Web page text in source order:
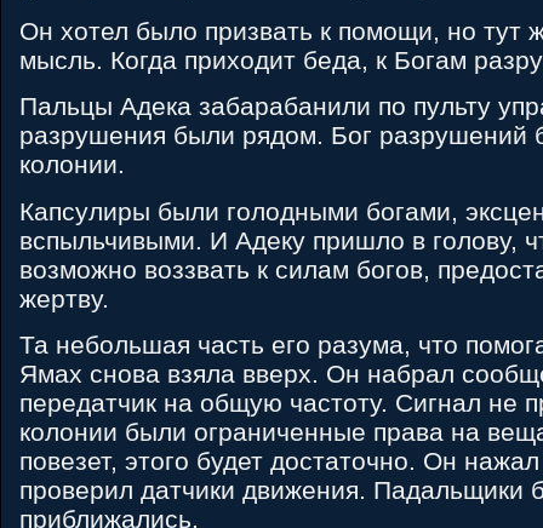
Он хотел было призвать к помощи, но тут
мысль. Когда приходит беда, к Богам
Пальцы Адека забарабанили по пульту
разрушения были рядом. Бог разрушений
колонии.
Капсулиры были голодными богами,
вспыльчивыми. И Адеку пришло в голову,
возможно воззвать к силам богов,
жертву.
Та небольшая часть его разума, что
Ямах снова взяла вверх. Он набрал
передатчик на общую частоту. Сигнал не
колонии были ограниченные права на
повезет, этого будет достаточно. Он
проверил датчики движения. Падальщики
приближались.